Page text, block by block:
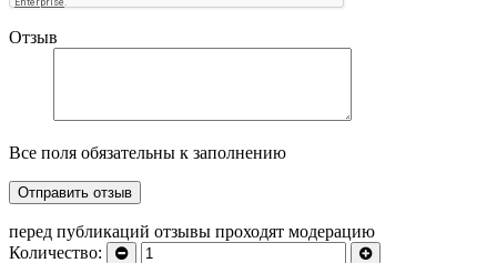
Отзыв
Все поля обязательны к заполнению
перед публикаций отзывы проходят модерацию
Количество: